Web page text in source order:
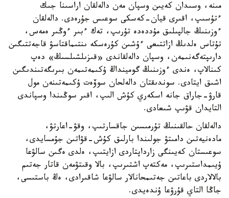
مىنە، وسىدان كەيىن وسپان مەن دالەلقان اراسىنا جىك
ءتۇسىپ، اقىرى قيان-كەسكى سوعىس جۇرەدى. دالەلقان
ءوزىنىڭ جالپىلىق مۇددەدە تۇرىپ، تەك ءبىر ءوڭىر ەمەس،
تۇتاس ەلدىڭ ازاتتىعى ءۇشىن كۇرەسكە ىنتىماقتاسۋ قاجەتتىگىن
دارىپتەگەنىمەن، وسپان دالەلقاندى «قىزىلشىلسىڭ» دەپ
كىنالاپ، ەندى ءوزىنىڭ گومينداڭ ۇكىمەتىمەن بىرىگەتىندىگىن
اشىق ايتادى. سوندىقتان دالەلحان سوۆەت ۇكىمەتىنەن مول
قارۋ-جاراق جانە اسكەري كۇش الىپ، اقىر سوڭىندا وسپاندى
التايدان قۋىپ شىعادى.
دالەلقان حالقىنىڭ تۇرمىسىن جاقسارتىپ، وقۋ-اعارتۋ،
مادەنيەتىن دامىتۋ جولىندا بارلىق كۇش-قۋاتىن جۇمسايدى،
سوعىستان كەيىنگى زارداپتاردى ازايتىپ، ەلدى ەگىن سالۋعا
ۇيىمداستىرىپ، مەكتەپ اشتىرىپ، بالا وقىتۋمەن قاتار جەتىم
بالالاردى باعاتىن جەتىمحانالار سالۋعا شاقىرادى، ەڭ باستىسى،
جاڭا التاي قۇرۋعا ۇندەيدى.